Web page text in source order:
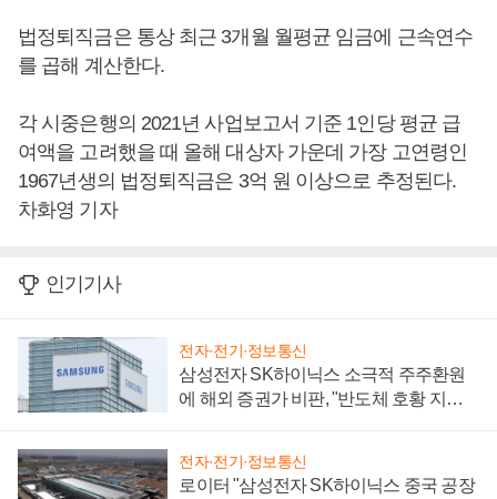
법정퇴직금은 통상 최근 3개월 월평균 임금에 근속연수
를 곱해 계산한다.
각 시중은행의 2021년 사업보고서 기준 1인당 평균 급
여액을 고려했을 때 올해 대상자 가운데 가장 고연령인
1967년생의 법정퇴직금은 3억 원 이상으로 추정된다.
차화영 기자
인기기사
전자·전기·정보통신
삼성전자 SK하이닉스 소극적 주주환원
에 해외 증권가 비판, "반도체 호황 지속
전자·전기·정보통신
로이터 "삼성전자 SK하이닉스 중국 공장